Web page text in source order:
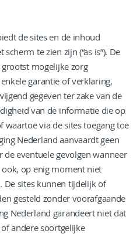
de sites en de inhoud
te zien zijn (“as is”). De
mogelijke zorg
garantie of verklaring,
gegeven ter zake van de
van de informatie die op
waartoe via de sites toegang toe
Nederland aanvaardt geen
eventuele gevolgen wanneer
op enig moment niet
De sites kunnen tijdelijk of
gesteld zonder voorafgaande
Nederland garandeert niet dat
andere soortgelijke